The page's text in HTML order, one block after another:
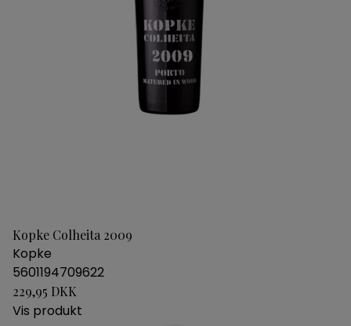
Kopke Colheita 2009
Kopke
5601194709622
229,95 DKK
Vis produkt